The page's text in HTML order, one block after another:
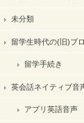
未分類
留学生時代の(旧)ブ
留学手続き
英会話ネイティブ音
アプリ英語音声